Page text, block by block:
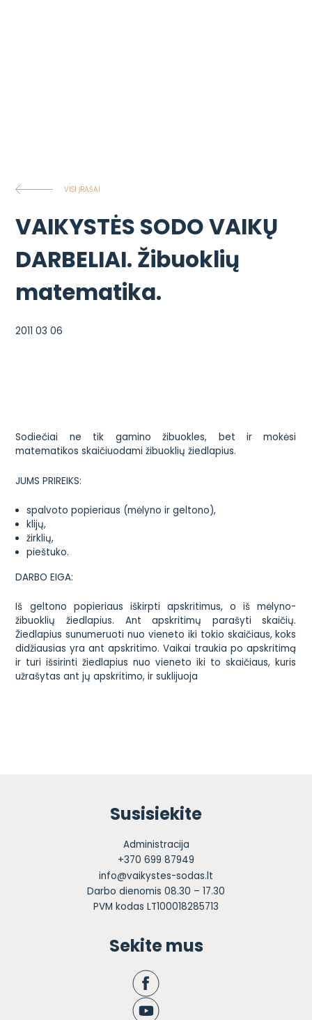
VISI ĮRAŠAI
VAIKYSTĖS SODO VAIKŲ
DARBELIAI. Žibuoklių
matematika.
2011 03 06
Sodiečiai ne tik gamino žibuokles, bet ir mokėsi
matematikos skaičiuodami žibuoklių žiedlapius.
JUMS PRIREIKS:
spalvoto popieriaus (mėlyno ir geltono),
klijų,
žirklių,
pieštuko.
DARBO EIGA:
Iš geltono popieriaus iškirpti apskritimus, o iš mėlyno-
žibuoklių žiedlapius. Ant apskritimų parašyti skaičių.
Žiedlapius sunumeruoti nuo vieneto iki tokio skaičiaus, koks
didžiausias yra ant apskritimo. Vaikai traukia po apskritimą
ir turi išsirinti žiedlapius nuo vieneto iki to skaičiaus, kuris
užrašytas ant jų apskritimo, ir suklijuoja
Susisiekite
Administracija
+370 699 87949
info@vaikystes-sodas.lt
Darbo dienomis 08.30 – 17.30
PVM kodas LT100018285713
Sekite mus